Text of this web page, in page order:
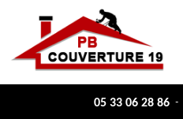
05 33 06 28 86 -